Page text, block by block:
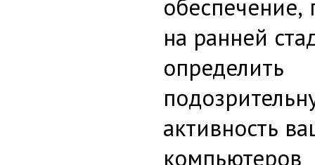
обеспечение,
на ранней
определить
активность
компьютеров